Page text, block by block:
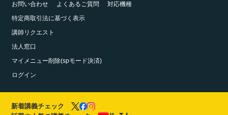
お問い合わせ
よくあるご質問
対応機種
特定商取引法に基づく表示
講師リクエスト
法人窓口
マイメニュー削除(spモード決済)
ログイン
新着講義チェック